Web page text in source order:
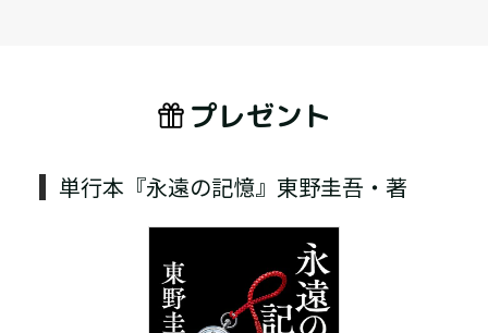
プレゼント
単行本『永遠の記憶』東野圭吾・著